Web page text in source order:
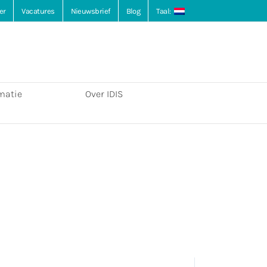
Vacatures Nieuwsbrief Blog Taal:
Over IDIS